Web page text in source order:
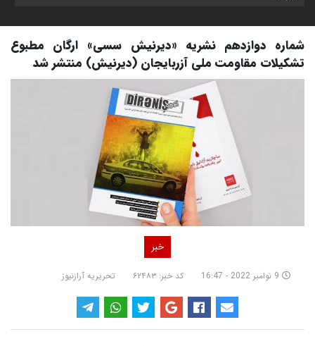
شماره دوازدهم نشریه «دیرنیش سسی» ارگان مطبوع
تشکیلات مقاومت ملی آزربایجان (دیرنیش) منتشر شد
خبر
9 نوامبر 2022 - 16:47 کد خبر: ۶۲۴۸۳ تحریریه آرازنیوز